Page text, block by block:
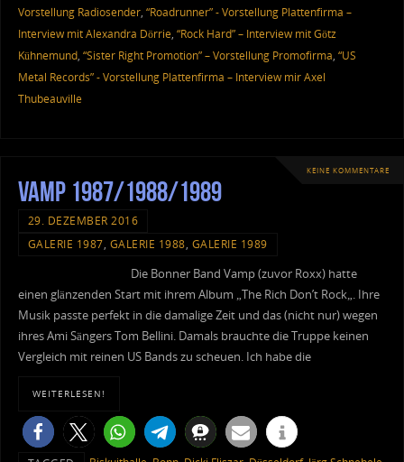
Vorstellung Radiosender, “Roadrunner” - Vorstellung Plattenfirma –
Interview mit Alexandra Dörrie, “Rock Hard” – Interview mit Götz
Kühnemund, “Sister Right Promotion” – Vorstellung Promofirma, “US
Metal Records” - Vorstellung Plattenfirma – Interview mir Axel
Thubeauville
KEINE KOMMENTARE
Vamp 1987/1988/1989
29. DEZEMBER 2016
GALERIE 1987, GALERIE 1988, GALERIE 1989
Die Bonner Band Vamp (zuvor Roxx) hatte
einen glänzenden Start mit ihrem Album „The Rich Don’t Rock„. Ihre
Musik passte perfekt in die damalige Zeit und das (nicht nur) wegen
ihres Ami Sängers Tom Bellini. Damals brauchte die Truppe keinen
Vergleich mit reinen US Bands zu scheuen. Ich habe die
WEITERLESEN!